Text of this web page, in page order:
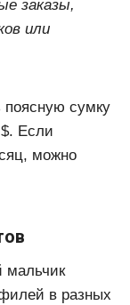
заказы,
или
поясную сумку
Если
можно
мальчик
в разных